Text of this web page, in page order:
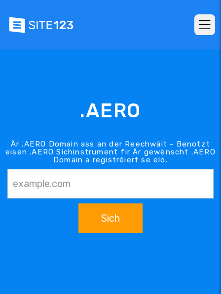
.AERO
Är .AERO Domain ass an der Reechwäit - Benotzt
eisen .AERO Sichinstrument fir Är gewënscht .AERO
Domain a registréiert se elo.
Sich